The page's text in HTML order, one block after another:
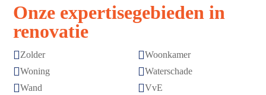
Onze expertisegebieden in
renovatie
Zolder Woonkamer
Woning Waterschade
Wand VvE